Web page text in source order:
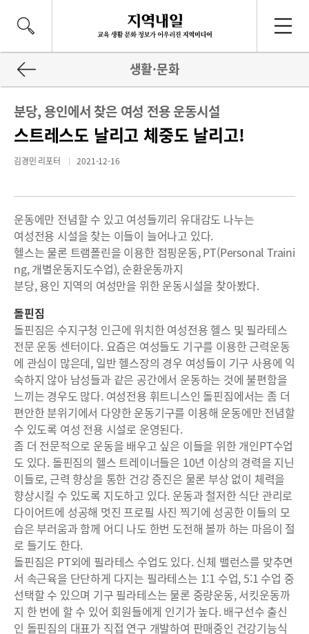
생활·문화
분당, 용인에서 찾은 여성 전용 운동시설
스트레스도 날리고 체중도 날리고!
김경민 리포터 2021-12-16
운동에만 전념할 수 있고 여성들끼리 유대감도 나누는
여성전용 시설을 찾는 이들이 늘어나고 있다.
헬스는 물론 트램폴린을 이용한 점핑운동, PT(Personal Traini
ng, 개별운동지도수업), 순환운동까지
분당, 용인 지역의 여성만을 위한 운동시설을 찾아봤다.
돌핀짐
돌핀짐은 수지구청 인근에 위치한 여성전용 헬스 및 필라테스
전문 운동 센터이다. 요즘은 여성들도 기구를 이용한 근력운동
에 관심이 많은데, 일반 헬스장의 경우 여성들이 기구 사용에 익
숙하지 않아 남성들과 같은 공간에서 운동하는 것에 불편함을
느끼는 경우도 많다. 여성전용 휘트니스인 돌핀짐에서는 좀 더
편안한 분위기에서 다양한 운동기구를 이용해 운동에만 전념할
수 있도록 여성 전용 시설로 운영된다.
좀 더 전문적으로 운동을 배우고 싶은 이들을 위한 개인PT수업
도 있다. 돌핀짐의 헬스 트레이너들은 10년 이상의 경력을 지닌
이들로, 근력 향상을 통한 건강 증진은 물론 부상 없이 체력을
향상시킬 수 있도록 지도하고 있다. 운동과 철저한 식단 관리로
다이어트에 성공해 멋진 프로필 사진 찍기에 성공한 이들의 모
습은 부러움과 함께 어디 나도 한번 도전해 볼까 하는 마음이 절
로 들기도 한다.
돌핀짐은 PT외에 필라테스 수업도 있다. 신체 밸런스를 맞추면
서 속근육을 단단하게 다지는 필라테스는 1:1 수업, 5:1 수업 중
선택할 수 있으며 기구 필라테스는 물론 중량운동, 서킷운동까
지 한 번에 할 수 있어 회원들에게 인기가 높다. 배구선수 출신
인 돌핀짐의 대표가 직접 연구 개발하여 판매중인 건강기능식